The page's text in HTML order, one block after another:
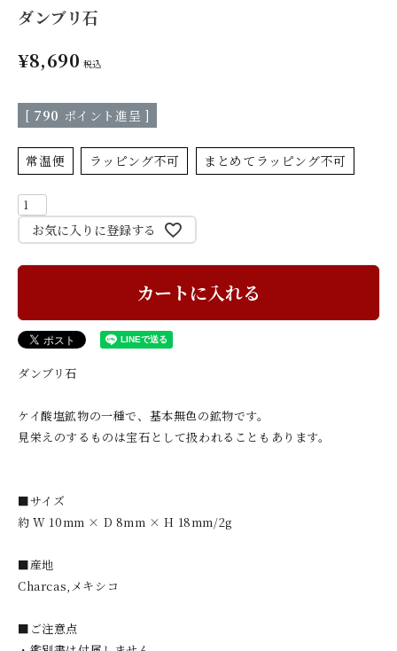
ダンブリ石
¥8,690 税込
[ 790 ポイント進呈 ]
常温便 ラッピング不可 まとめてラッピング不可
お気に入りに登録する
カートに入れる
ダンブリ石
ケイ酸塩鉱物の一種で、基本無色の鉱物です。
見栄えのするものは宝石として扱われることもあります。
■サイズ
約 W 10mm × D 8mm × H 18mm/2g
■産地
Charcas,メキシコ
■ご注意点